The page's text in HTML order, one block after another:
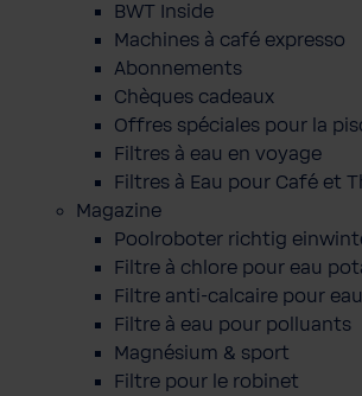
BWT Inside
Machines à café expresso
Abonnements
Chèques cadeaux
Offres spéciales pour la
Filtres à eau en voyage
Filtres à Eau pour Café et
Magazine
Poolroboter richtig
Filtre à chlore pour eau
Filtre anti-calcaire pour
Filtre à eau pour polluants
Magnésium & sport
Filtre pour le robinet